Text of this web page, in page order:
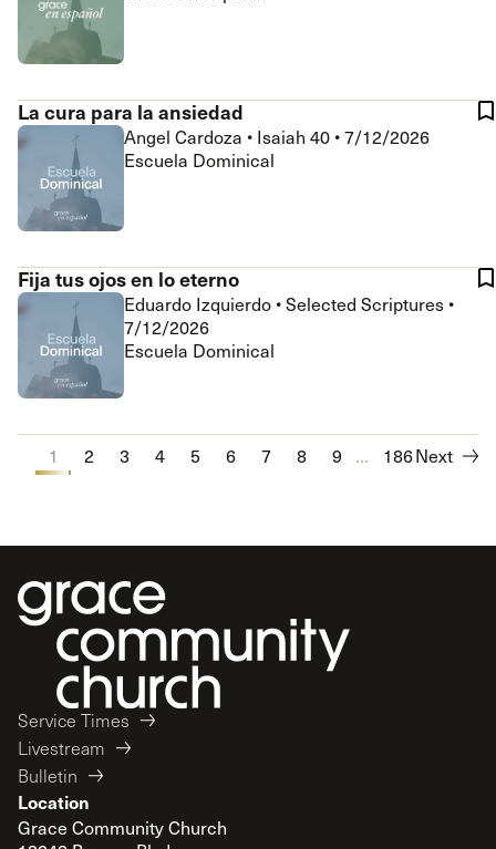
La cura para la ansiedad
Angel Cardoza • Isaiah 40 •7/12/2026
Escuela Dominical
Fija tus ojos en lo eterno
Eduardo Izquierdo •Selected Scriptures •
7/12/2026
Escuela Dominical
1 2 3 4 5 6 7 8 9 10
... 186Next
Service Times
Livestream
Bulletin
Location
Grace Community Church